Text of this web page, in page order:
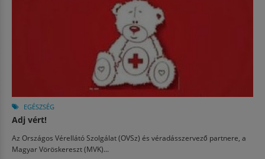
EGÉSZSÉG
Adj vért!
Az Országos Vérellátó Szolgálat (OVSz) és véradásszervező partnere, a
Magyar Vöröskereszt (MVK)...